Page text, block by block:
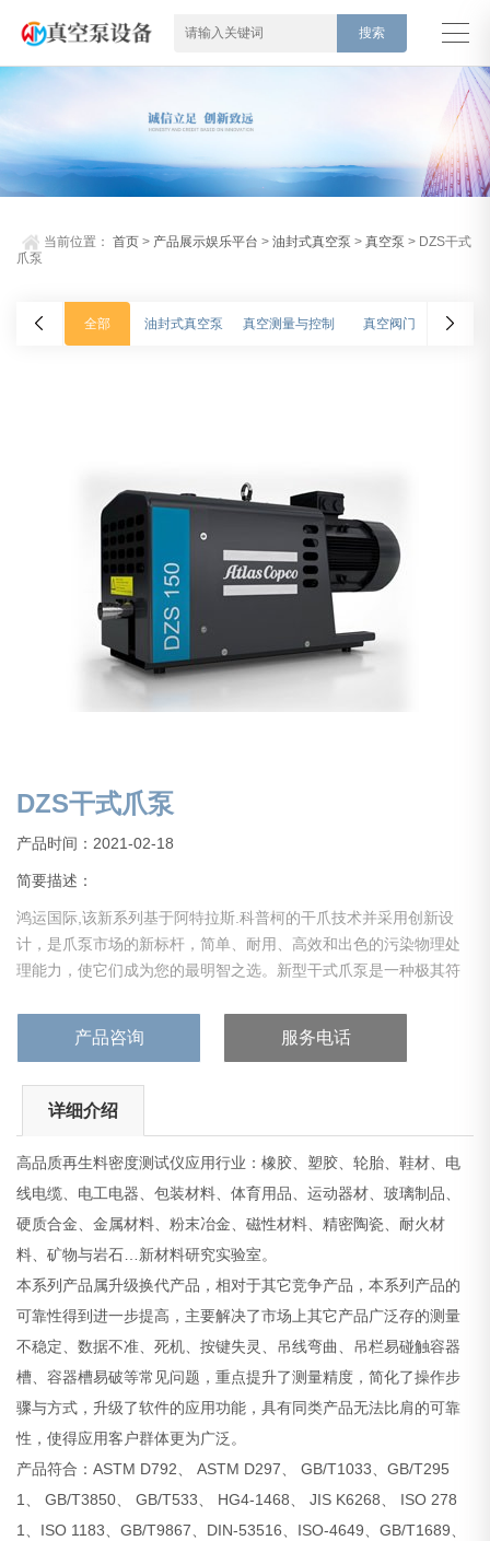
当前位置：首页 > 产品展示娱乐平台 >油封式真空泵 >真空泵 > DZS干式
爪泵
全部 油封式真空泵 真空测量与控制 真空阀门 氦质
DZS干式爪泵
产品时间：2021-02-18
简要描述：
鸿运国际,该新系列基于阿特拉斯.科普柯的干爪技术并采用创新设
计，是爪泵市场的新标杆，简单、耐用、高效和出色的污染物理处
理能力，使它们成为您的最明智之选。新型干式爪泵是一种极其符
产品咨询 服务电话
详细介绍
高品质再生料密度测试仪应用行业：橡胶、塑胶、轮胎、鞋材、电
线电缆、电工电器、包装材料、体育用品、运动器材、玻璃制品、
硬质合金、金属材料、粉末冶金、磁性材料、精密陶瓷、耐火材
料、矿物与岩石…新材料研究实验室。
本系列产品属升级换代产品，相对于其它竞争产品，本系列产品的
可靠性得到进一步提高，主要解决了市场上其它产品广泛存的测量
不稳定、数据不准、死机、按键失灵、吊线弯曲、吊栏易碰触容器
槽、容器槽易破等常见问题，重点提升了测量精度，简化了操作步
骤与方式，升级了软件的应用功能，具有同类产品无法比肩的可靠
性，使得应用客户群体更为广泛。
产品符合：ASTM D792、 ASTM D297、 GB/T1033、GB/T295
1、 GB/T3850、 GB/T533、 HG4-1468、 JIS K6268、 ISO 278
1、ISO 1183、GB/T9867、DIN-53516、ISO-4649、GB/T1689、